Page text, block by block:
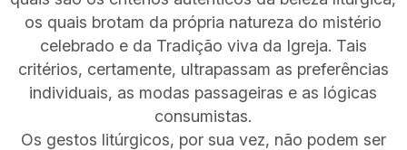
os quais brotam da própria natureza do mistério
celebrado e da Tradição viva da Igreja. Tais
critérios, certamente, ultrapassam as preferências
individuais, as modas passageiras e as lógicas
consumistas.
Os gestos litúrgicos, por sua vez, não podem ser